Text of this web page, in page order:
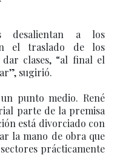
desalientan a los
el traslado de los
clases, “al final el
sugirió.
punto medio. René
parte de la premisa
está divorciado con
la mano de obra que
prácticamente